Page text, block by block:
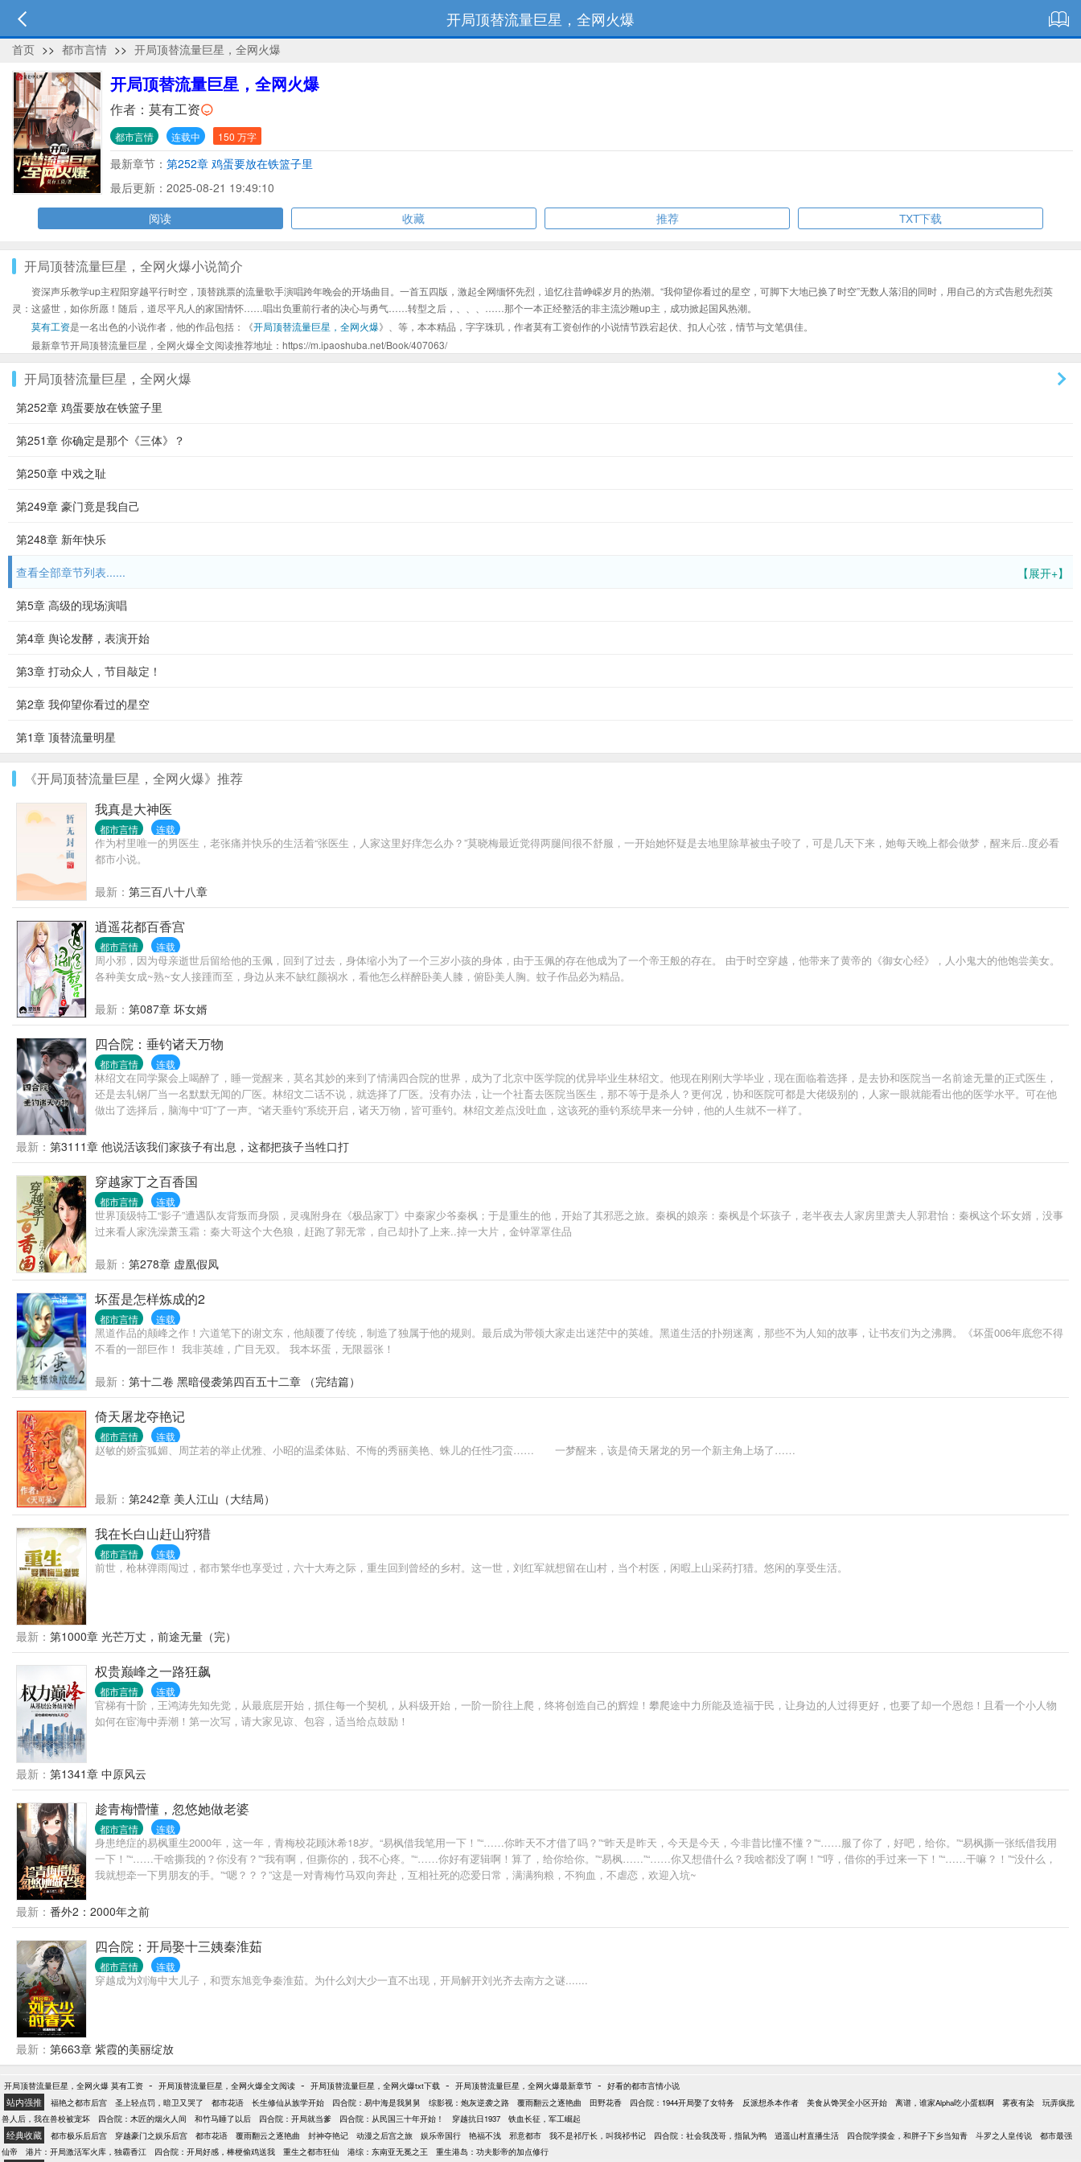
开局顶替流量巨星，全网火爆
首页 >> 都市言情 >> 开局顶替流量巨星，全网火爆
开局顶替流量巨星，全网火爆
作者： 莫有工资
都市言情 连载中 150 万字
最新章节： 第252章 鸡蛋要放在铁篮子里
最后更新：2025-08-21 19:49:10
阅读
收藏 推荐 TXT下载
开局顶替流量巨星，全网火爆小说简介
资深声乐教学up主程阳穿越平行时空，顶替跳票的流量歌手演唱跨年晚会的开场曲目。一首五四版，激起全网缅怀先烈，追忆往昔峥嵘岁月的热潮。“我仰望你看过的星空，可脚下大地已换了时空”无数人落泪的同时，用自己的方式告慰先烈英
灵：这盛世，如你所愿！随后，道尽平凡人的家国情怀……唱出负重前行者的决心与勇气……转型之后，、、、……那个一本正经整活的非主流沙雕up主，成功掀起国风热潮。
莫有工资是一名出色的小说作者，他的作品包括：《开局顶替流量巨星，全网火爆》、等，本本精品，字字珠玑，作者莫有工资创作的小说情节跌宕起伏、扣人心弦，情节与文笔俱佳。
最新章节开局顶替流量巨星，全网火爆全文阅读推荐地址：https://m.ipaoshuba.net/Book/407063/
开局顶替流量巨星，全网火爆
第252章 鸡蛋要放在铁篮子里
第251章 你确定是那个《三体》？
第250章 中戏之耻
第249章 豪门竟是我自己
第248章 新年快乐
【展开+】
查看全部章节列表......
第5章 高级的现场演唱
第4章 舆论发酵，表演开始
第3章 打动众人，节目敲定！
第2章 我仰望你看过的星空
第1章 顶替流量明星
《开局顶替流量巨星，全网火爆》推荐
我真是大神医
都市言情 连载
作为村里唯一的男医生，老张痛并快乐的生活着“张医生，人家这里好痒怎么办？”莫晓梅最近觉得两腿间很不舒服，一开始她怀疑是去地里除草被虫子咬了，可是几天下来，她每天晚上都会做梦，醒来后..度必看
都市小说。
最新： 第三百八十八章
逍遥花都百香宫
都市言情 连载
周小邪，因为母亲逝世后留给他的玉佩，回到了过去，身体缩小为了一个三岁小孩的身体，由于玉佩的存在他成为了一个帝王般的存在。 由于时空穿越，他带来了黄帝的《御女心经》，人小鬼大的他饱尝美女。
各种美女成~熟~女人接踵而至，身边从来不缺红颜祸水，看他怎么样醉卧美人膝，俯卧美人胸。蚊子作品必为精品。
最新： 第087章 坏女婿
四合院：垂钓诸天万物
都市言情 连载
林绍文在同学聚会上喝醉了，睡一觉醒来，莫名其妙的来到了情满四合院的世界，成为了北京中医学院的优异毕业生林绍文。他现在刚刚大学毕业，现在面临着选择，是去协和医院当一名前途无量的正式医生，
还是去轧钢厂当一名默默无闻的厂医。林绍文二话不说，就选择了厂医。没有办法，让一个社畜去医院当医生，那不等于是杀人？更何况，协和医院可都是大佬级别的，人家一眼就能看出他的医学水平。可在他
做出了选择后，脑海中“叮”了一声。“诸天垂钓”系统开启，诸天万物，皆可垂钓。林绍文差点没吐血，这该死的垂钓系统早来一分钟，他的人生就不一样了。
最新： 第3111章 他说活该我们家孩子有出息，这都把孩子当牲口打
穿越家丁之百香国
都市言情 连载
世界顶级特工“影子”遭遇队友背叛而身陨，灵魂附身在《极品家丁》中秦家少爷秦枫；于是重生的他，开始了其邪恶之旅。秦枫的娘亲：秦枫是个坏孩子，老半夜去人家房里萧夫人郭君怡：秦枫这个坏女婿，没事
过来看人家洗澡萧玉霜：秦大哥这个大色狼，赶跑了郭无常，自己却扑了上来..掉一大片，金钟罩罩住品
最新： 第278章 虚凰假凤
坏蛋是怎样炼成的2
都市言情 连载
黑道作品的颠峰之作！六道笔下的谢文东，他颠覆了传统，制造了独属于他的规则。最后成为带领大家走出迷茫中的英雄。黑道生活的扑朔迷离，那些不为人知的故事，让书友们为之沸腾。《坏蛋006年底您不得
不看的一部巨作！ 我非英雄，广目无双。 我本坏蛋，无限嚣张！
最新： 第十二卷 黑暗侵袭第四百五十二章 （完结篇）
倚天屠龙夺艳记
都市言情 连载
赵敏的娇蛮狐媚、周芷若的举止优雅、小昭的温柔体贴、不悔的秀丽美艳、蛛儿的任性刁蛮…… 一梦醒来，该是倚天屠龙的另一个新主角上场了……
最新： 第242章 美人江山（大结局）
我在长白山赶山狩猎
都市言情 连载
前世，枪林弹雨闯过，都市繁华也享受过，六十大寿之际，重生回到曾经的乡村。这一世，刘红军就想留在山村，当个村医，闲暇上山采药打猎。悠闲的享受生活。
最新： 第1000章 光芒万丈，前途无量（完）
权贵巅峰之一路狂飙
都市言情 连载
官梯有十阶，王鸿涛先知先觉，从最底层开始，抓住每一个契机，从科级开始，一阶一阶往上爬，终将创造自己的辉煌！攀爬途中力所能及造福于民，让身边的人过得更好，也要了却一个恩怨！且看一个小人物
如何在宦海中弄潮！第一次写，请大家见谅、包容，适当给点鼓励！
最新： 第1341章 中原风云
趁青梅懵懂，忽悠她做老婆
都市言情 连载
身患绝症的易枫重生2000年，这一年，青梅校花顾沐希18岁。“易枫借我笔用一下！”“……你昨天不才借了吗？”“昨天是昨天，今天是今天，今非昔比懂不懂？”“……服了你了，好吧，给你。”“易枫撕一张纸借我用
一下！”“……干啥撕我的？你没有？”“我有啊，但撕你的，我不心疼。”“……你好有逻辑啊！算了，给你给你。”“易枫……”“……你又想借什么？我啥都没了啊！”“哼，借你的手过来一下！”“……干嘛？！”“没什么，
我就想牵一下男朋友的手。”“嗯？？？”这是一对青梅竹马双向奔赴，互相社死的恋爱日常，满满狗粮，不狗血，不虐恋，欢迎入坑~
最新： 番外2：2000年之前
四合院：开局娶十三姨秦淮茹
都市言情 连载
穿越成为刘海中大儿子，和贾东旭竞争秦淮茹。为什么刘大少一直不出现，开局解开刘光齐去南方之谜.......
最新： 第663章 紫霞的美丽绽放
开局顶替流量巨星，全网火爆 莫有工资 - 开局顶替流量巨星，全网火爆全文阅读 - 开局顶替流量巨星，全网火爆txt下载 - 开局顶替流量巨星，全网火爆最新章节 - 好看的都市言情小说
站内强推 福艳之都市后宫 圣上轻点罚，暗卫又哭了 都市花语 长生修仙从族学开始 四合院：易中海是我舅舅 综影视：炮灰逆袭之路 覆雨翻云之逐艳曲 田野花香 四合院：1944开局娶了女特务 反派想杀本作者 美食从馋哭全小区开始 离谱，谁家Alpha吃小蛋糕啊 雾夜有染
玩弄疯批
兽人后，我在兽校被宠坏
四合院：木匠的烟火人间 和竹马睡了以后 四合院：开局就当爹 四合院：从民国三十年开始！ 穿越抗日1937 铁血长征，军工崛起
经典收藏 都市极乐后后宫 穿越豪门之娱乐后宫 都市花语 覆雨翻云之逐艳曲 封神夺艳记 动漫之后宫之旅 娱乐帝国行 艳福不浅 邪意都市 我不是祁厅长，叫我祁书记 四合院：社会我茂哥，指鼠为鸭 逍遥山村直播生活 四合院学摸金，和胖子下乡当知青 斗罗之人皇传说
都市最强
仙帝
港片：开局激活军火库，独霸香江 四合院：开局好感，棒梗偷鸡送我 重生之都市狂仙 港综：东南亚无冕之王 重生港岛：功夫影帝的加点修行